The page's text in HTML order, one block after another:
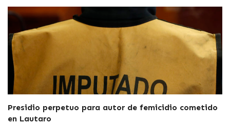
Presidio perpetuo para autor de femicidio cometido
en Lautaro